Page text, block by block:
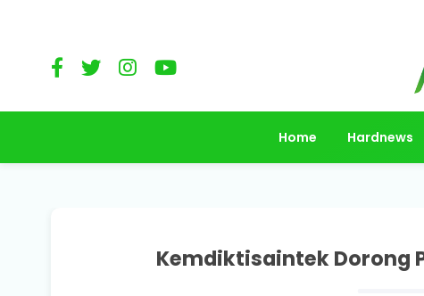
Home Hardnews
Kemdiktisaintek Dorong